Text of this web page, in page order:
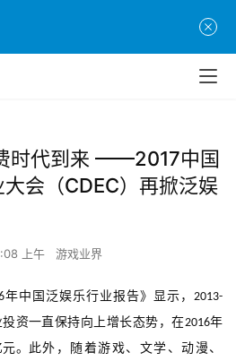
时代到来 ——2017中国
会（CDEC）再掀泛娱
上午 游戏业界
年中国泛娱乐行业报告》显示， 2013-
资一直保持向上增长态势，在2016年
。 此外 ， 随着游戏、 文学、动漫、